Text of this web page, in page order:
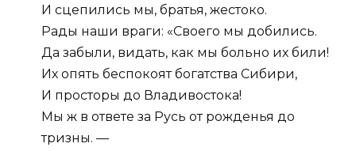
И сцепились мы, братья, жестоко.
Рады наши враги: «Своего мы добились.
Да забыли, видать, как мы больно их били!
Их опять беспокоят богатства Сибири,
И просторы до Владивостока!
Мы ж в ответе за Русь от рожденья до
тризны. —